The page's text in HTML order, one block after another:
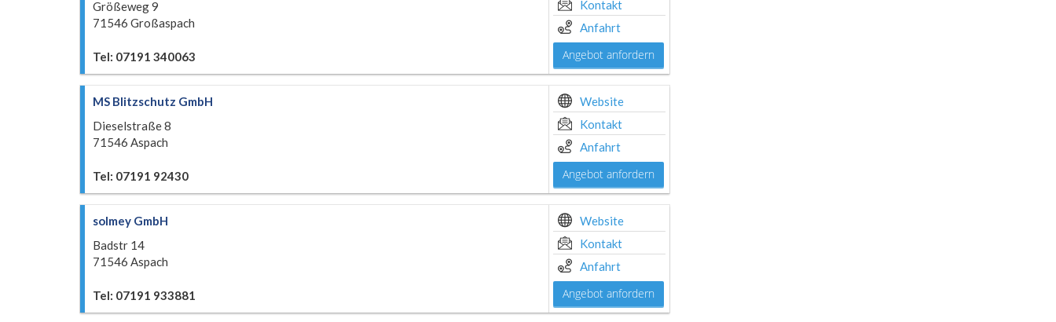
Größeweg 9
71546 Großaspach
Tel: 07191 340063
Kontakt
Anfahrt
Angebot anfordern
MS Blitzschutz GmbH
Dieselstraße 8
71546 Aspach
Tel: 07191 92430
Website
Kontakt
Anfahrt
Angebot anfordern
solmey GmbH
Badstr 14
71546 Aspach
Tel: 07191 933881
Website
Kontakt
Anfahrt
Angebot anfordern